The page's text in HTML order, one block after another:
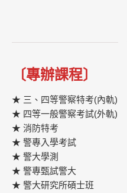
〔專辦課程〕
★ 三、四等警察特考(內軌)
★ 四等一般警察考試(外軌)
★ 消防特考
★ 警專入學考試
★ 警大學測
★ 警專甄試警大
★ 警大研究所碩士班